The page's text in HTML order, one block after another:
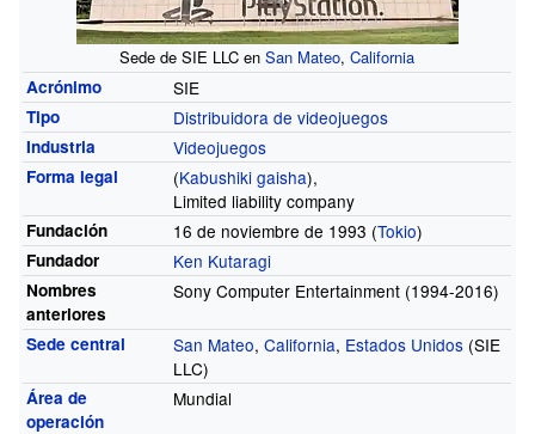
Sede de SIE LLC enSan Mateo,California
Acrónimo
SIE
Tipo Distribuidora de videojuegos
Industria Videojuegos
Forma legal (Kabushiki gaisha),
Limited liability company
Fundación 16 de noviembre de 1993 (Tokio)
Fundador Ken Kutaragi
Nombres
anteriores
Sony Computer Entertainment (1994-2016)
Sede central San Mateo,California, Estados Unidos (SIE
LLC)
Área de
operación
Mundial